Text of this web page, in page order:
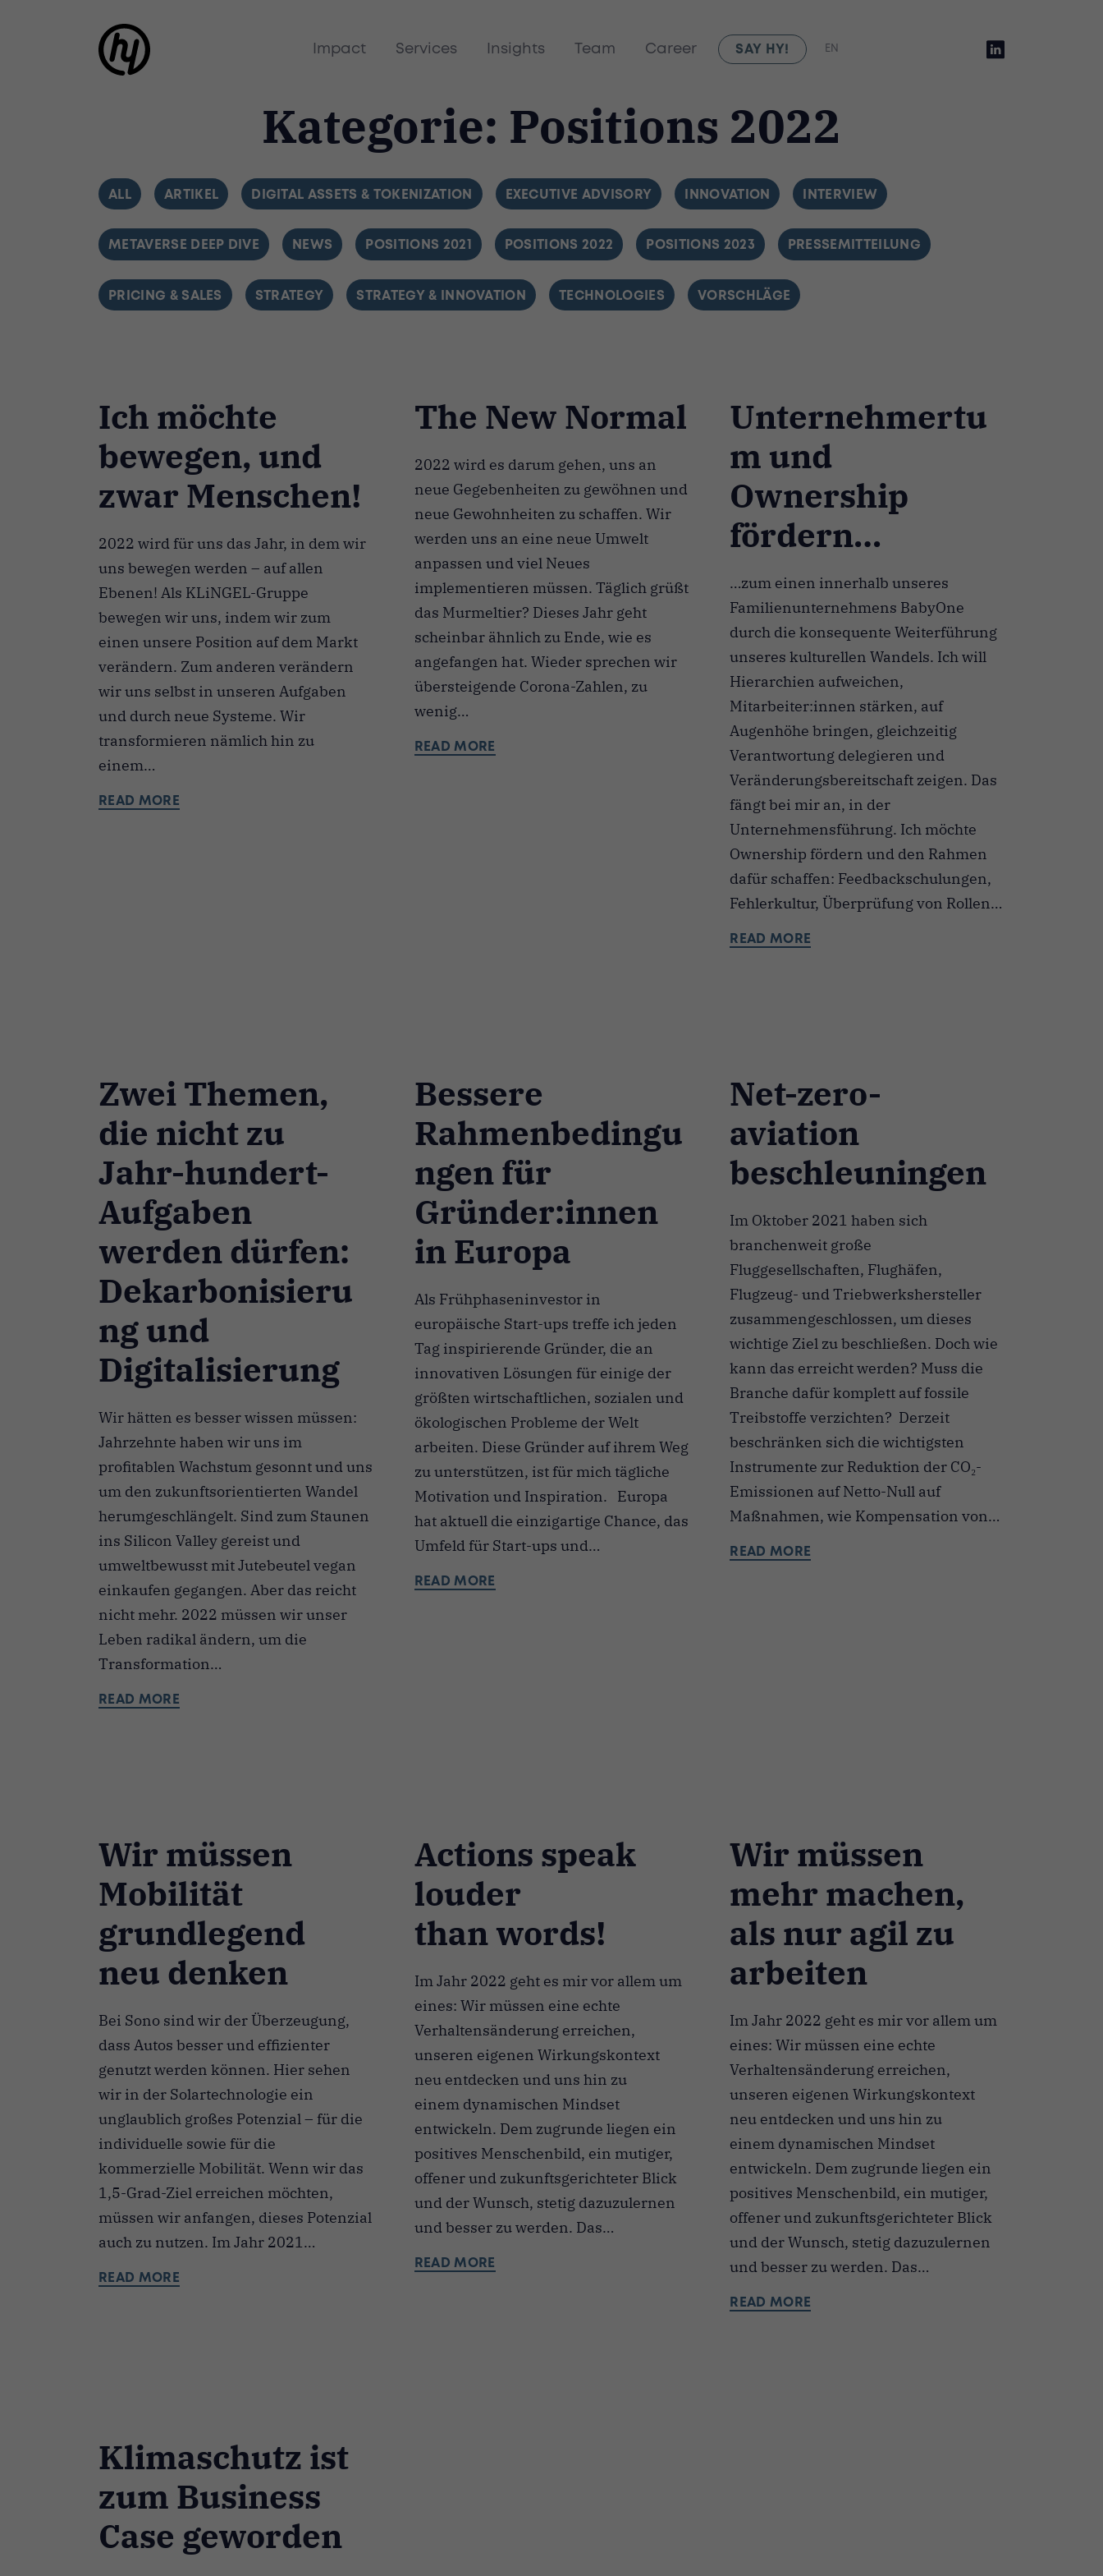
Impact Services Insights Team Career SAY HY! EN
Kategorie: Positions 2022
FILTER BY
ALL FILTER BY
ARTIKEL FILTER BY
DIGITAL ASSETS & TOKENIZATION FILTER BY
EXECUTIVE ADVISORY FILTER BY
INNOVATION FILTER BY
INTERVIEW
FILTER BY
METAVERSE DEEP DIVE FILTER BY
NEWS FILTER BY
POSITIONS 2021 FILTER BY
POSITIONS 2022 FILTER BY
POSITIONS 2023 FILTER BY
PRESSEMITTEILUNG
FILTER BY
PRICING & SALES FILTER BY
STRATEGY FILTER BY
STRATEGY & INNOVATION FILTER BY
TECHNOLOGIES FILTER BY
VORSCHLÄGE
Ich möchte
bewegen, und
zwar Menschen!
2022 wird für uns das Jahr, in dem wir
uns bewegen werden – auf allen
Ebenen! Als KLiNGEL-Gruppe
bewegen wir uns, indem wir zum
einen unsere Position auf dem Markt
verändern. Zum anderen verändern
wir uns selbst in unseren Aufgaben
und durch neue Systeme. Wir
transformieren nämlich hin zu
einem…
READ MORE
The New Normal
2022 wird es darum gehen, uns an
neue Gegebenheiten zu gewöhnen und
neue Gewohnheiten zu schaffen. Wir
werden uns an eine neue Umwelt
anpassen und viel Neues
implementieren müssen. Täglich grüßt
das Murmeltier? Dieses Jahr geht
scheinbar ähnlich zu Ende, wie es
angefangen hat. Wieder sprechen wir
übersteigende Corona-Zahlen, zu
wenig…
READ MORE
Unternehmertu
m und
Ownership
fördern…
…zum einen innerhalb unseres
Familienunternehmens BabyOne
durch die konsequente Weiterführung
unseres kulturellen Wandels. Ich will
Hierarchien aufweichen,
Mitarbeiter:innen stärken, auf
Augenhöhe bringen, gleichzeitig
Verantwortung delegieren und
Veränderungsbereitschaft zeigen. Das
fängt bei mir an, in der
Unternehmensführung. Ich möchte
Ownership fördern und den Rahmen
dafür schaffen: Feedbackschulungen,
Fehlerkultur, Überprüfung von Rollen…
READ MORE
Zwei Themen,
die nicht zu
Jahr-hundert-
Aufgaben
werden dürfen:
Dekarbonisieru
ng und
Digitalisierung
Wir hätten es besser wissen müssen:
Jahrzehnte haben wir uns im
profitablen Wachstum gesonnt und uns
um den zukunftsorientierten Wandel
herumgeschlängelt. Sind zum Staunen
ins Silicon Valley gereist und
umweltbewusst mit Jutebeutel vegan
einkaufen gegangen. Aber das reicht
nicht mehr. 2022 müssen wir unser
Leben radikal ändern, um die
Transformation…
READ MORE
Bessere
Rahmenbedingu
ngen für
Gründer:innen
in Europa
Als Frühphaseninvestor in
europäische Start-ups treffe ich jeden
Tag inspirierende Gründer, die an
innovativen Lösungen für einige der
größten wirtschaftlichen, sozialen und
ökologischen Probleme der Welt
arbeiten. Diese Gründer auf ihrem Weg
zu unterstützen, ist für mich tägliche
Motivation und Inspiration. Europa
hat aktuell die einzigartige Chance, das
Umfeld für Start-ups und…
READ MORE
Net-zero-
aviation
beschleuningen
Im Oktober 2021 haben sich
branchenweit große
Fluggesellschaften, Flughäfen,
Flugzeug- und Triebwerkshersteller
zusammengeschlossen, um dieses
wichtige Ziel zu beschließen. Doch wie
kann das erreicht werden? Muss die
Branche dafür komplett auf fossile
Treibstoffe verzichten? Derzeit
beschränken sich die wichtigsten
Instrumente zur Reduktion der CO₂-
Emissionen auf Netto-Null auf
Maßnahmen, wie Kompensation von…
READ MORE
Wir müssen
Mobilität
grundlegend
neu denken
Bei Sono sind wir der Überzeugung,
dass Autos besser und effizienter
genutzt werden können. Hier sehen
wir in der Solartechnologie ein
unglaublich großes Potenzial – für die
individuelle sowie für die
kommerzielle Mobilität. Wenn wir das
1,5-Grad-Ziel erreichen möchten,
müssen wir anfangen, dieses Potenzial
auch zu nutzen. Im Jahr 2021…
READ MORE
Actions speak
louder
than words!
Im Jahr 2022 geht es mir vor allem um
eines: Wir müssen eine echte
Verhaltensänderung erreichen,
unseren eigenen Wirkungskontext
neu entdecken und uns hin zu
einem dynamischen Mindset
entwickeln. Dem zugrunde liegen ein
positives Menschenbild, ein mutiger,
offener und zukunftsgerichteter Blick
und der Wunsch, stetig dazuzulernen
und besser zu werden. Das…
READ MORE
Wir müssen
mehr machen,
als nur agil zu
arbeiten
Im Jahr 2022 geht es mir vor allem um
eines: Wir müssen eine echte
Verhaltensänderung erreichen,
unseren eigenen Wirkungskontext
neu entdecken und uns hin zu
einem dynamischen Mindset
entwickeln. Dem zugrunde liegen ein
positives Menschenbild, ein mutiger,
offener und zukunftsgerichteter Blick
und der Wunsch, stetig dazuzulernen
und besser zu werden. Das…
READ MORE
Klimaschutz ist
zum Business
Case geworden